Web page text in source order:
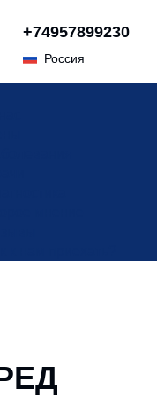
+74957899230
Россия